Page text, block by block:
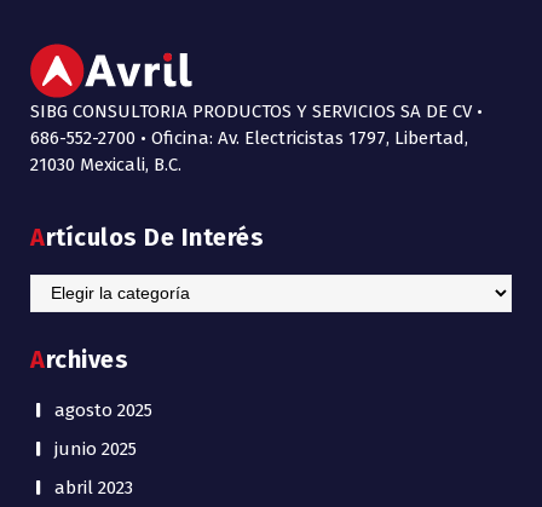
SIBG CONSULTORIA PRODUCTOS Y SERVICIOS SA DE CV •
686-552-2700 • Oficina: Av. Electricistas 1797, Libertad,
21030 Mexicali, B.C.
Artículos De Interés
Artículos
de
Archives
agosto 2025
junio 2025
abril 2023